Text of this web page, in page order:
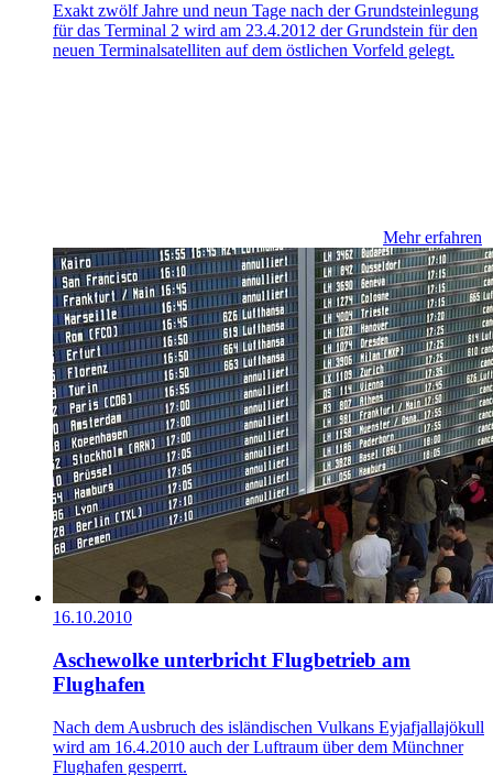
Exakt zwölf Jahre und neun Tage nach der Grundsteinlegung
für das Terminal 2 wird am 23.4.2012 der Grundstein für den
neuen Terminalsatelliten auf dem östlichen Vorfeld gelegt.
Mehr erfahren
16.10.2010
Aschewolke unterbricht Flugbetrieb am
Flughafen
Nach dem Ausbruch des isländischen Vulkans Eyjafjallajökull
wird am 16.4.2010 auch der Luftraum über dem Münchner
Flughafen gesperrt.